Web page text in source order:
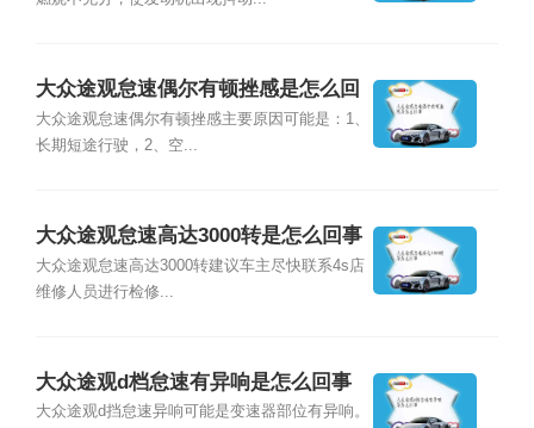
大众途观怠速偶尔有顿挫感是怎么回
事
大众途观怠速偶尔有顿挫感主要原因可能是：1、
长期短途行驶，2、空...
大众途观怠速高达3000转是怎么回事
大众途观怠速高达3000转建议车主尽快联系4s店
维修人员进行检修...
大众途观d档怠速有异响是怎么回事
大众途观d挡怠速异响可能是变速器部位有异响。